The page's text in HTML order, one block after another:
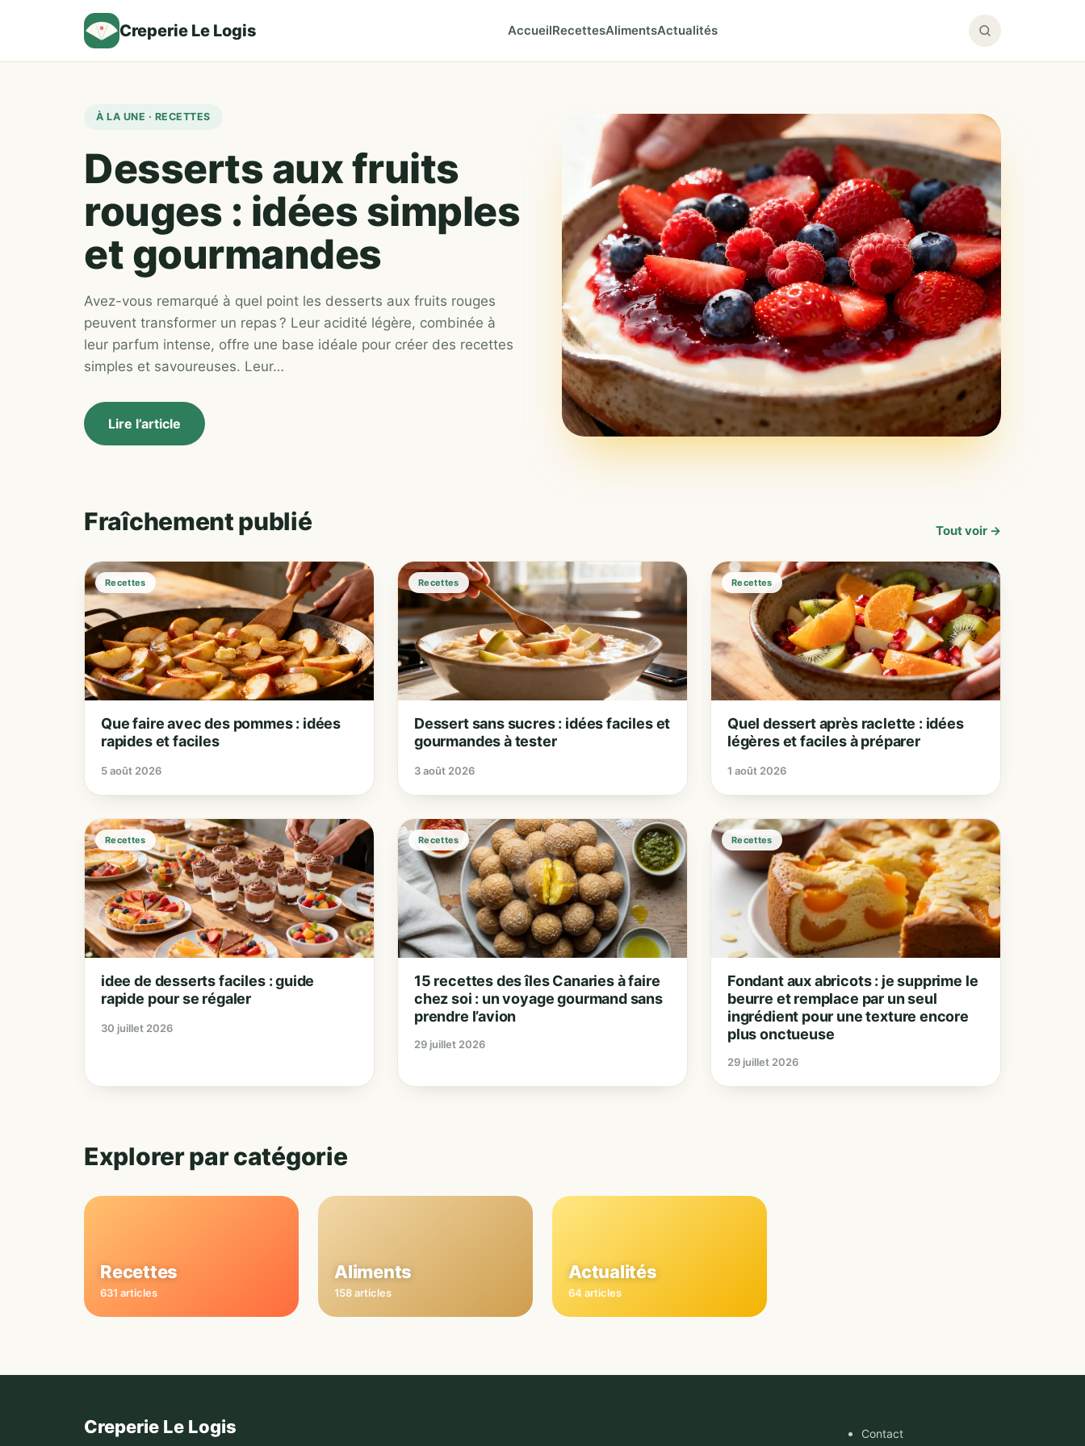
Creperie Le Logis AccueilRecettesAlimentsActualités
À LA UNE · RECETTES
Desserts aux fruits
rouges : idées simples
et gourmandes
Avez-vous remarqué à quel point les desserts aux fruits rouges
peuvent transformer un repas ? Leur acidité légère, combinée à
leur parfum intense, offre une base idéale pour créer des recettes
simples et savoureuses. Leur…
Lire l’article
Fraîchement publié Tout voir →
Recettes
Que faire avec des pommes : idées
rapides et faciles
5 août 2026
Recettes
Dessert sans sucres : idées faciles et
gourmandes à tester
3 août 2026
Recettes
Quel dessert après raclette : idées
légères et faciles à préparer
1 août 2026
Recettes
idee de desserts faciles : guide
rapide pour se régaler
30 juillet 2026
Recettes
15 recettes des îles Canaries à faire
chez soi : un voyage gourmand sans
prendre l’avion
29 juillet 2026
Recettes
Fondant aux abricots : je supprime le
beurre et remplace par un seul
ingrédient pour une texture encore
plus onctueuse
29 juillet 2026
Explorer par catégorie
Recettes
631 articles
Aliments
158 articles
Actualités
64 articles
Creperie Le Logis
Contact